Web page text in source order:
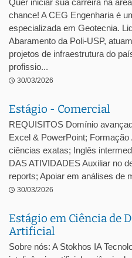
Quer iniciar sua carreira na
chance! A CEG Engenharia é
especializada em Geotecnia.
Abaramento da Poli-USP,
projetos de infraestrutura do
profissio...
30/03/2026
Estágio - Comercial
REQUISITOS Domínio
Excel & PowerPoint;
ciências exatas; Inglês
DAS ATIVIDADES Auxiliar no
reports; Apoiar em análises de
30/03/2026
Estágio em Ciência de
Artificial
Sobre nós: A Stokhos IA